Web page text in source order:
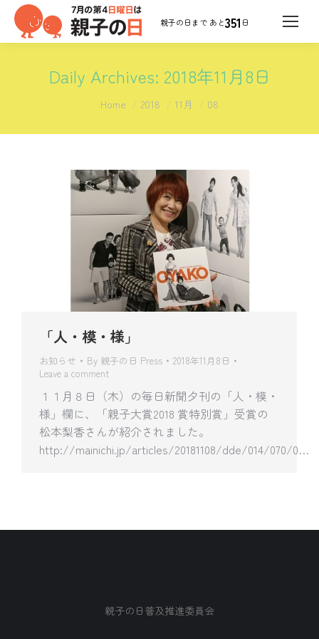
351 日
Daily Archives: 2018年11月8日
You are here:
Home 2018 11月 08
「人・模・様」
お知らせ By 親子の日 Press
2018年11月8日
Leave a comment
１１月８日（木）の毎日新聞夕刊の「人・模・
様」欄に、「親子大賞2018 賞特別賞」受賞の
松本梨香さんが紹介されました。
http://mainichi.jp/articles/20181108/dde/014/070/0…
親子の日普及推進委員会